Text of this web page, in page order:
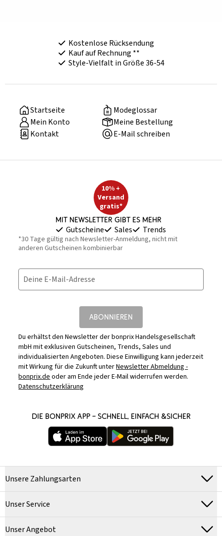
Kostenlose Rücksendung
Kauf auf Rechnung **
Style-Vielfalt in Größe 36-54
Startseite
Modeglossar
Mein Konto
Meine Bestellung
Kontakt
E-Mail schreiben
10% +
Versand
gratis*
Mit Newsletter gibt es mehr
Gutscheine Sales Trends
*30 Tage gültig nach Newsletter-Anmeldung, nicht mit
anderen Gutscheinen kombinierbar
Deine E-Mail-Adresse
ABONNIEREN
Du erhältst den Newsletter der bonprix Handelsgesellschaft
mbH mit exklusiven Gutscheinen, Trends, Sales und
individualisierten Angeboten. Diese Einwilligung kann jederzeit
mit Wirkung für die Zukunft unterNewsletter Abmeldung -
bonprix.deoder am Ende jeder E-Mail widerrufen werden.
Datenschutzerklärung
DIE BONPRIX APP – SCHNELL, EINFACH &SICHER
Unsere Zahlungsarten
Unser Service
Unser Angebot